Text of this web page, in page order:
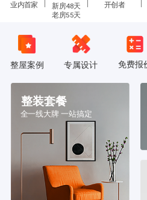
业内首家
新房48天
老房55天
开创者
整屋案例 专属设计 免费报
整装套餐
全一线大牌 一站搞定